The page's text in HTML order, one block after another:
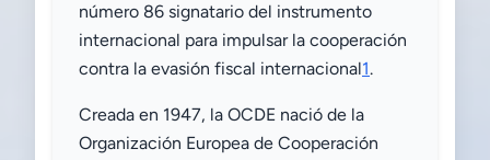
número 86 signatario del instrumento
internacional para impulsar la cooperación
contra la evasión fiscal internacional1.
Creada en 1947, la OCDE nació de la
Organización Europea de Cooperación